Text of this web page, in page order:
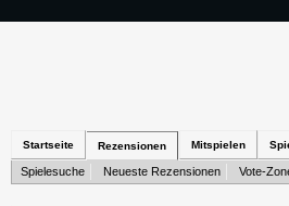
Startseite Rezensionen Mitspielen
Spielesuche Neueste Rezensionen Vote-